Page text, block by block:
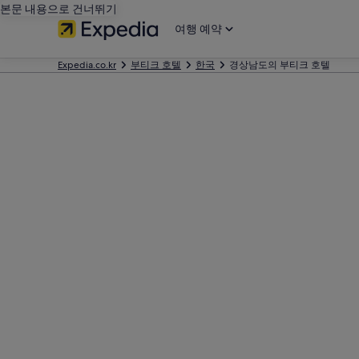
본문 내용으로 건너뛰기
여행 예약
Expedia.co.kr 부티크 호텔 한국 경상남도의 부티크 호텔